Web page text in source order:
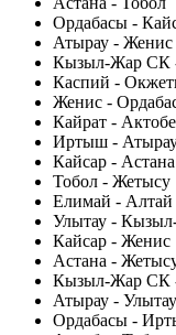
Ордабасы -
Атырау - Женис
Кызыл-Жар СК
Каспий -
Женис -
Кайрат - Актобе
Иртыш -
Кайсар - Астана
Тобол - Жетысу
Елимай - Алтай
Улытау -
Кайсар - Женис
Астана -
Кызыл-Жар СК
Атырау - Улытау
Ордабасы -